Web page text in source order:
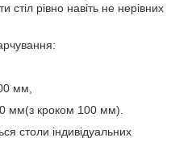
стіл рівно навіть не нерівних
мм,
мм(з кроком 100 мм).
столи індивідуальних